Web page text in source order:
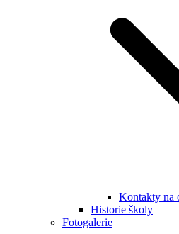
Kontakty na
Historie školy
Fotogalerie